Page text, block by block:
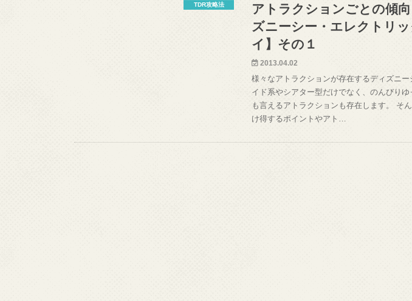
TDR攻略法
アトラクションごとの傾
ズニーシー・エレクトリ
イ】その１
2013.04.02
様々なアトラクションが存在するディズニ
イド系やシアター型だけでなく、のんびり
も言えるアトラクションも存在します。 そ
け得するポイントやアト…